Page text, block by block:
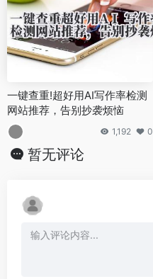
一键查重!超好用AI写作率检测
网站推荐，告别抄袭烦恼
1,192 0
暂无评论